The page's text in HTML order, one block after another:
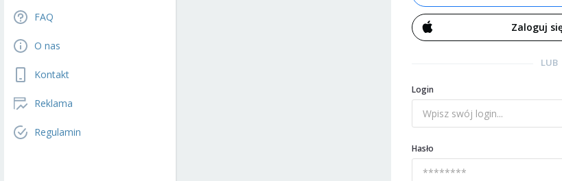
FAQ
O nas
Kontakt
Reklama
Regulamin
Zaloguj
LUB
Login
Hasło